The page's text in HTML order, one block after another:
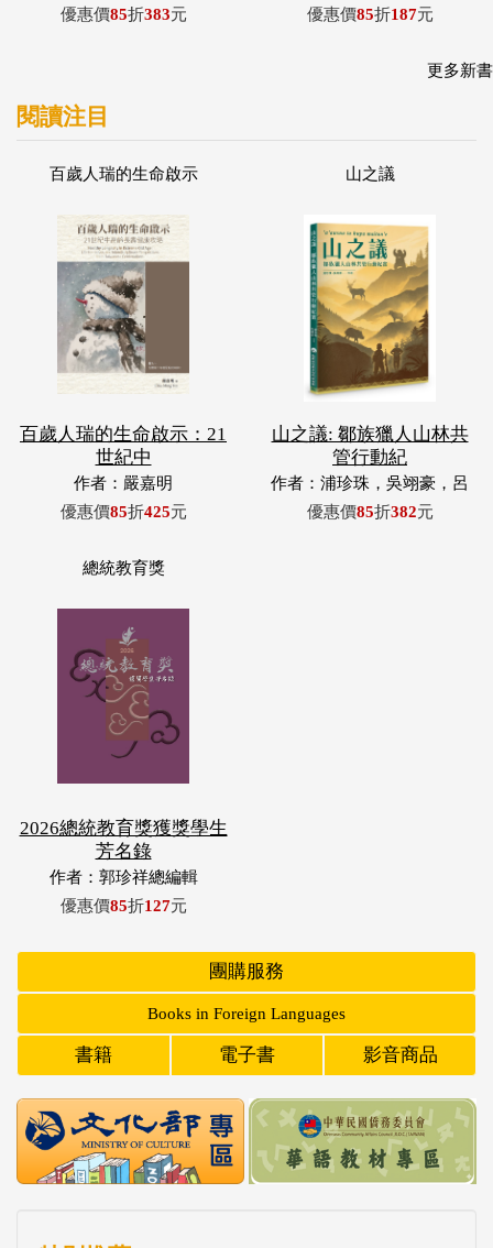
優惠價85折383元 優惠價85折187元
更多新書
閱讀注目
百歲人瑞的生命啟示
百歲人瑞的生命啟示：21
世紀中
作者：嚴嘉明
優惠價85折425元
山之議
山之議: 鄒族獵人山林共
管行動紀
作者：浦珍珠，吳翊豪，呂
翊齊，張惠東，許玉青，王
優惠價85折382元
總統教育獎
2026總統教育獎獲獎學生
芳名錄
作者：郭珍祥總編輯
優惠價85折127元
團購服務
Books in Foreign Languages
書籍 電子書 影音商品